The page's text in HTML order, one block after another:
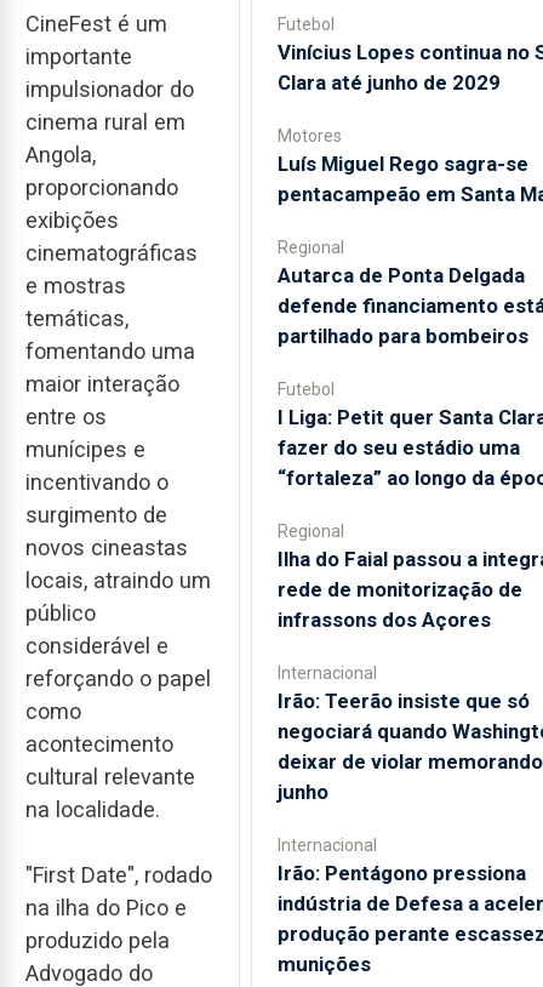
CineFest é um
importante
impulsionador do
cinema rural em
Angola,
proporcionando
exibições
cinematográficas
e mostras
temáticas,
fomentando uma
maior interação
entre os
munícipes e
incentivando o
surgimento de
novos cineastas
locais, atraindo um
público
considerável e
reforçando o papel
como
acontecimento
cultural relevante
na localidade.
"First Date", rodado
na ilha do Pico e
produzido pela
Advogado do
Futebol
Vinícius Lopes continua no
Clara até junho de 2029
Motores
Luís Miguel Rego sagra-se
pentacampeão em Santa
Regional
Autarca de Ponta Delgada
defende financiamento
partilhado para bombeiros
Futebol
I Liga: Petit quer Santa
fazer do seu estádio uma
“fortaleza” ao longo da
Regional
Ilha do Faial passou a
rede de monitorização de
infrassons dos Açores
Internacional
Irão: Teerão insiste que só
negociará quando
deixar de violar
junho
Internacional
Irão: Pentágono pressiona
indústria de Defesa a
produção perante
munições